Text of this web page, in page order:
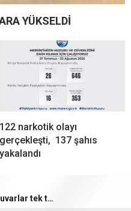
Akdeniz’de 200 Kilo Bozulmuş Midye Dolması Ele Geçirildi
YÜKSELDİ
122 narkotik olayı
gerçekleşti, 137 şahıs
yakalandı
Yenişehir’de güvensiz duvarlar tek tek yıkılıyor